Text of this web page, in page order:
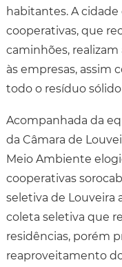
habitantes. A
cooperativas, que
caminhões,
às empresas, assim
todo o resíduo
Acompanhada da
da Câmara de
Meio Ambiente
cooperativas
seletiva de Louveira
coleta seletiva que
residências, porém
reaproveitamento